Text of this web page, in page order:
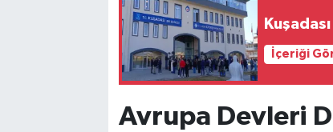
İçeriği
Avrupa Devleri